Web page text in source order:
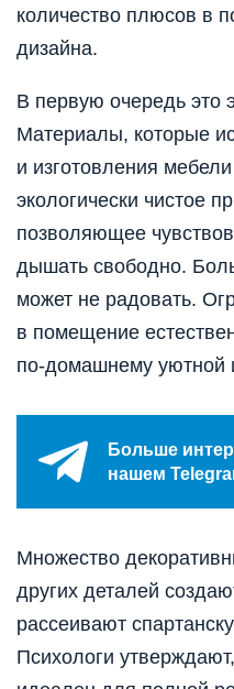
количество плюсов в
дизайна.
В первую очередь это
Материалы, которые
и изготовления
экологически чистое
позволяющее
дышать свободно.
может не радовать.
в помещение
по-домашнему уютной
Больше
нашем
Множество
других деталей
рассеивают
Психологи